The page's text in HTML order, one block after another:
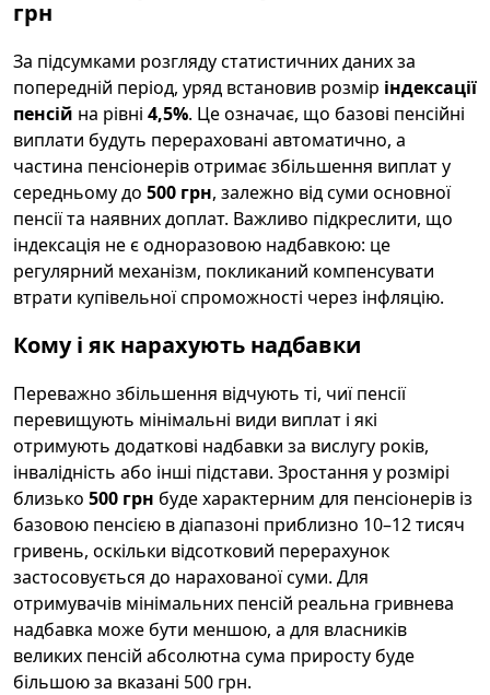
грн
За підсумками розгляду статистичних даних за
попередній період, уряд встановив розмір індексації
пенсій на рівні 4,5%. Це означає, що базові пенсійні
виплати будуть перераховані автоматично, а
частина пенсіонерів отримає збільшення виплат у
середньому до 500 грн, залежно від суми основної
пенсії та наявних доплат. Важливо підкреслити, що
індексація не є одноразовою надбавкою: це
регулярний механізм, покликаний компенсувати
втрати купівельної спроможності через інфляцію.
Кому і як нарахують надбавки
Переважно збільшення відчують ті, чиї пенсії
перевищують мінімальні види виплат і які
отримують додаткові надбавки за вислугу років,
інвалідність або інші підстави. Зростання у розмірі
близько 500 грн буде характерним для пенсіонерів із
базовою пенсією в діапазоні приблизно 10–12 тисяч
гривень, оскільки відсотковий перерахунок
застосовується до нарахованої суми. Для
отримувачів мінімальних пенсій реальна гривнева
надбавка може бути меншою, а для власників
великих пенсій абсолютна сума приросту буде
більшою за вказані 500 грн.